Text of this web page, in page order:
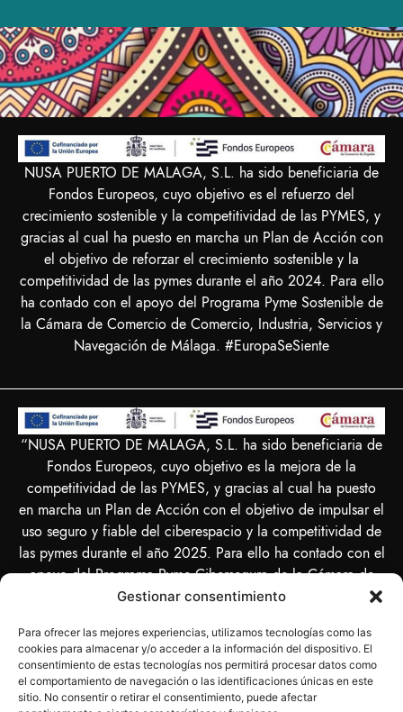
Gestionar consentimiento
Para ofrecer las mejores experiencias, utilizamos tecnologías como las
cookies para almacenar y/o acceder a la información del dispositivo. El
consentimiento de estas tecnologías nos permitirá procesar datos como
el comportamiento de navegación o las identificaciones únicas en este
sitio. No consentir o retirar el consentimiento, puede afectar
NUSA PUERTO DE MALAGA, S.L. ha sido beneficiaria de
Fondos Europeos, cuyo objetivo es el refuerzo del
crecimiento sostenible y la competitividad de las PYMES, y
gracias al cual ha puesto en marcha un Plan de Acción con
el objetivo de reforzar el crecimiento sostenible y la
competitividad de las pymes durante el año 2024. Para ello
ha contado con el apoyo del Programa Pyme Sostenible de
la Cámara de Comercio de Comercio, Industria, Servicios y
Navegación de Málaga. #EuropaSeSiente
“NUSA PUERTO DE MALAGA, S.L. ha sido beneficiaria de
Fondos Europeos, cuyo objetivo es la mejora de la
competitividad de las PYMES, y gracias al cual ha puesto
en marcha un Plan de Acción con el objetivo de impulsar el
uso seguro y fiable del ciberespacio y la competitividad de
las pymes durante el año 2025. Para ello ha contado con el
apoyo del Programa Pyme Cibersegura de la Cámara de
Comercio de Málaga. #EuropaSeSiente”
“NUSA PUERTO DE MALAGA SL ha sido beneficiaria del